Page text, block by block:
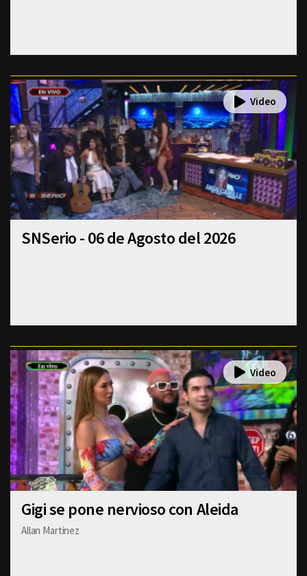
SNSerio - 06 de Agosto del 2026
Gigi se pone nervioso con Aleida
Allan Martinez